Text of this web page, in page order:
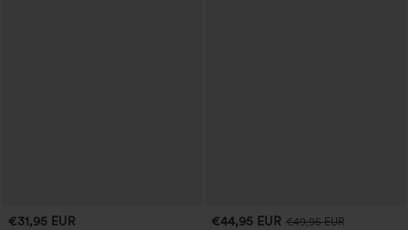
€31,95 EUR €44,95 EUR €49,95 EUR